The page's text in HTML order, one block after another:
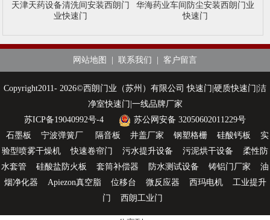
天津天药设备清洗间安装西朗门
业快速门
华海药业车间防尘安装西朗门业
快速门
网站地图 联系我们 客户留言
Copyright2011- 2026©西朗门业（苏州）有限公司 快速门|硬质快速门|洁
净室快速门|一线品牌厂家
苏ICP备19040992号-4
苏公网安备 32050602011229号
石墨板
宁波弹簧厂 隔音板 井盖厂家 钢塑格栅 硅酸钙板
实
验型喷雾干燥机
快速卷帘门 污水提升设备 污泥烘干设备
柔性防
水套管
硅酸盐防火板 套筒补偿器 防水测试设备 铸铝门厂家
油
烟净化器
Apiezon真空脂 位移台 微反应器 西玛电机
工业提升
门
西朗工业门